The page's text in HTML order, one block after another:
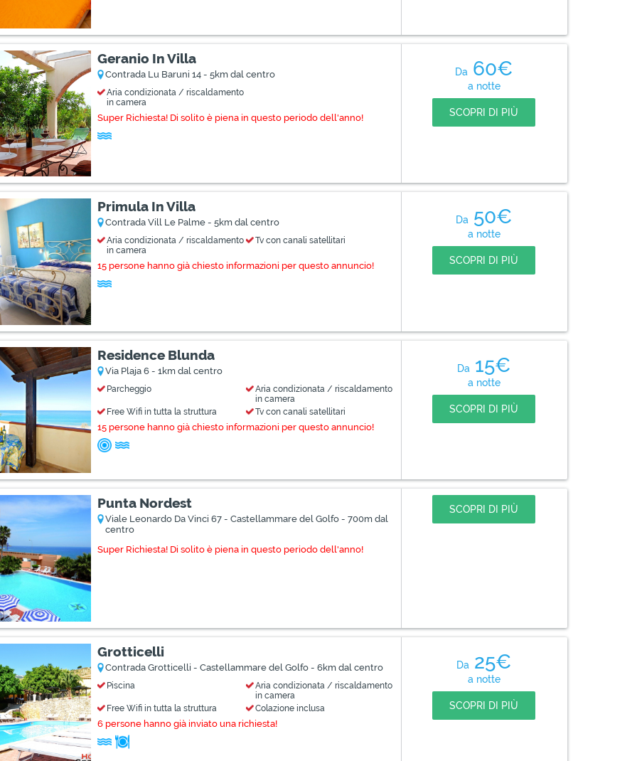
Geranio In Villa
Contrada Lu Baruni 14 - 5km dal centro
Aria condizionata / riscaldamento
in camera
Super Richiesta! Di solito è piena in questo periodo dell'anno!
Da 60€
a notte
SCOPRI DI PIÙ
Primula In Villa
Contrada Vill Le Palme - 5km dal centro
Aria condizionata / riscaldamento
in camera
Tv con canali satellitari
15 persone hanno già chiesto informazioni per questo annuncio!
Da 50€
a notte
SCOPRI DI PIÙ
Residence Blunda
Via Plaja 6 - 1km dal centro
Parcheggio
Aria condizionata / riscaldamento
in camera
Free Wifi in tutta la struttura
Tv con canali satellitari
15 persone hanno già chiesto informazioni per questo annuncio!
Da 15€
a notte
SCOPRI DI PIÙ
Punta Nordest
Viale Leonardo Da Vinci 67 - Castellammare del Golfo - 700m dal
centro
Super Richiesta! Di solito è piena in questo periodo dell'anno!
SCOPRI DI PIÙ
Grotticelli
Contrada Grotticelli - Castellammare del Golfo - 6km dal centro
Piscina
Aria condizionata / riscaldamento
in camera
Free Wifi in tutta la struttura
Colazione inclusa
6 persone hanno già inviato una richiesta!
Da 25€
a notte
SCOPRI DI PIÙ